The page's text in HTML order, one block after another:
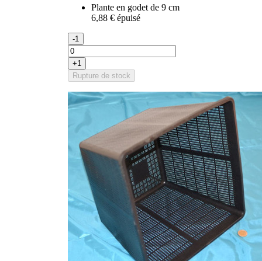
Plante en godet de 9 cm
6,88 € épuisé
-1
+1
Rupture de stock